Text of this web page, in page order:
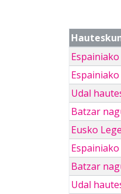
Udal
Batzar
Eusko
Batzar
Udal